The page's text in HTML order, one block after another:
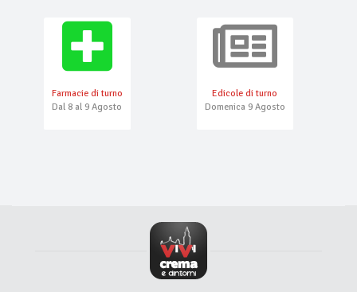
Farmacie di turno
Dal 8 al 9 Agosto
Edicole di turno
Domenica 9 Agosto